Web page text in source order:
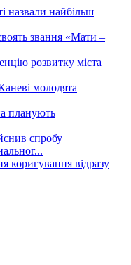
назвали найбільш
звання «Мати –
розвитку міста
молодята
планують
спробу
коригування відразу